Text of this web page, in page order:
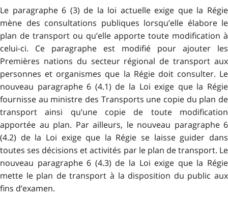
Le paragraphe 6 (3) de la loi actuelle exige que la Régie
mène des consultations publiques lorsqu’elle élabore le
plan de transport ou qu’elle apporte toute modification à
celui-ci. Ce paragraphe est modifié pour ajouter les
Premières nations du secteur régional de transport aux
personnes et organismes que la Régie doit consulter. Le
nouveau paragraphe 6 (4.1) de la Loi exige que la Régie
fournisse au ministre des Transports une copie du plan de
transport ainsi qu’une copie de toute modification
apportée au plan. Par ailleurs, le nouveau paragraphe 6
(4.2) de la Loi exige que la Régie se laisse guider dans
toutes ses décisions et activités par le plan de transport. Le
nouveau paragraphe 6 (4.3) de la Loi exige que la Régie
mette le plan de transport à la disposition du public aux
fins d’examen.